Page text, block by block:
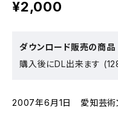
¥2,000
ダウンロード販売の商品
購入後にDL出来ます
2007年6月1日 愛知芸